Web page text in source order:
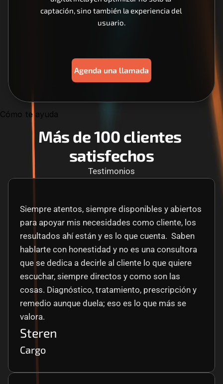
captación, sino también la experiencia del
usuario.
Agenda una llamada
Cómo te ayuda
Más de 100 clientes
satisfechos
Testimonios
Siempre atentos, siempre disponibles y abiertos
para apoyar mis necesidades como cliente, los
resultados ahí están y es lo que cuenta.  Saben
hablarte con honestidad y no es una consultora
que se dedica a decirle al cliente lo que quiere
escuchar, siempre directos y como son las
cosas. Diagnóstico, tratamiento, prescripción y
remedio aunque duela; eso es lo que más se
valora.
Steren
Cargo